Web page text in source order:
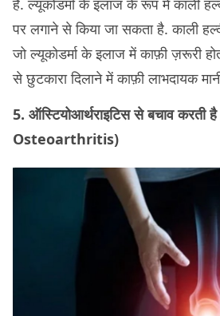
है. ल्यूकोडर्मा के इलाज के रूप में काली
पर लगाने से किया जा सकता है. काली
जो ल्यूकोडर्मा के इलाज में काफ़ी ज़रूरी
से छुटकारा दिलाने में काफ़ी लाभदायक
5. ऑस्टियोआर्थराइटिस से बचाव करती
Osteoarthritis)